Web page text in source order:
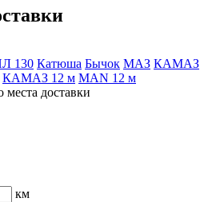
130 Катюша Бычок МАЗ КАМАЗ
КАМАЗ 12 м MAN 12 м
доставки
км